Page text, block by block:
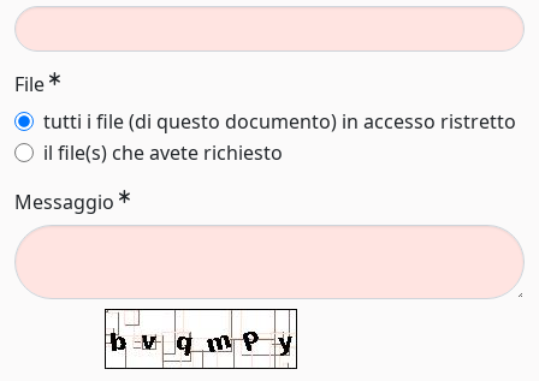
File
tutti i file (di questo documento) in accesso ristretto
il file(s) che avete richiesto
Messaggio